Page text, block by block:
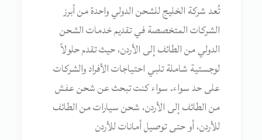
تُعد شركة الخليج للشحن الدولي واحدة من أبرز
الشركات المتخصصة في تقديم خدمات الشحن
الدولي من الطائف إلى الأردن، حيث تقدم حلولاً
لوجستية شاملة تلبي احتياجات الأفراد والشركات
على حد سواء. سواء كنت تبحث عن شحن عفش
من الطائف إلى الأردن، شحن سيارات من الطائف
للأردن، أو حتى توصيل أمانات للأردن